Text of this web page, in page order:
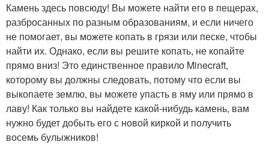
Камень здесь повсюду! Вы можете найти его в пещерах,
разбросанных по разным образованиям, и если ничего
не помогает, вы можете копать в грязи или песке, чтобы
найти их. Однако, если вы решите копать, не копайте
прямо вниз! Это единственное правило Minecraft,
которому вы должны следовать, потому что если вы
выкопаете землю, вы можете упасть в яму или прямо в
лаву! Как только вы найдете какой-нибудь камень, вам
нужно будет добыть его с новой киркой и получить
восемь булыжников!